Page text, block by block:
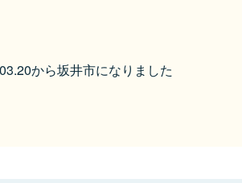
から坂井市になりました